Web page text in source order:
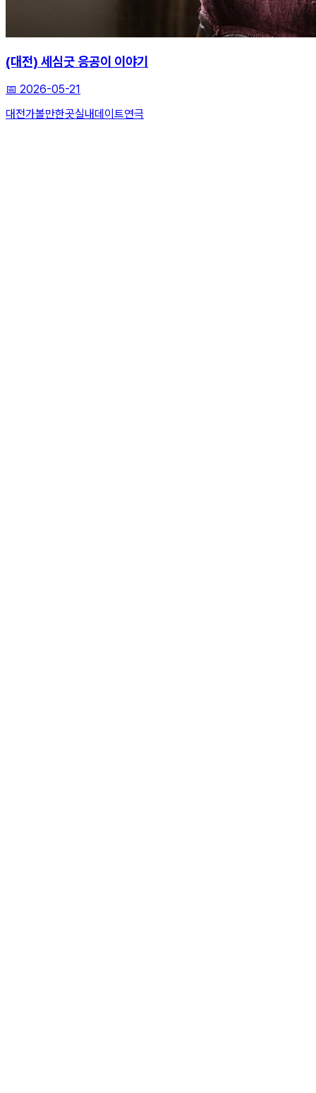
(대전) 세심굿 응공이 이야기
📅 2026-05-21
대전가볼만한곳실내데이트연극